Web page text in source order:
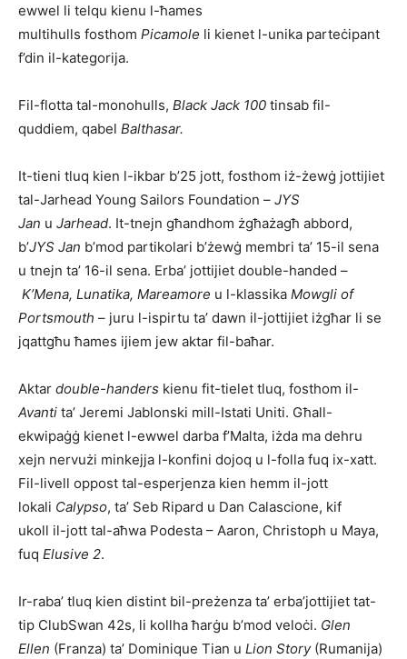
ewwel li telqu kienu l-ħames
multihulls fosthom Picamole li kienet l-unika parteċipant
f’din il-kategorija.
Fil-flotta tal-monohulls, Black Jack 100 tinsab fil-
quddiem, qabel Balthasar.
It-tieni tluq kien l-ikbar b’25 jott, fosthom iż-żewġ jottijiet
tal-Jarhead Young Sailors Foundation – JYS
Jan u Jarhead. It-tnejn għandhom żgħażagħ abbord,
b’JYS Jan b’mod partikolari b’żewġ membri ta’ 15-il sena
u tnejn ta’ 16-il sena. Erba’ jottijiet double-handed –
K’Mena, Lunatika, Mareamore u l-klassika Mowgli of
Portsmouth – juru l-ispirtu ta’ dawn il-jottijiet iżgħar li se
jqattgħu ħames ijiem jew aktar fil-baħar.
Aktar double-handers kienu fit-tielet tluq, fosthom il-
Avanti ta’ Jeremi Jablonski mill-Istati Uniti. Għall-
ekwipaġġ kienet l-ewwel darba f’Malta, iżda ma dehru
xejn nervużi minkejja l-konfini dojoq u l-folla fuq ix-xatt.
Fil-livell oppost tal-esperjenza kien hemm il-jott
lokali Calypso, ta’ Seb Ripard u Dan Calascione, kif
ukoll il-jott tal-aħwa Podesta – Aaron, Christoph u Maya,
fuq Elusive 2.
Ir-raba’ tluq kien distint bil-preżenza ta’ erba’jottijiet tat-
tip ClubSwan 42s, li kollha ħarġu b’mod veloċi. Glen
Ellen (Franza) ta’ Dominique Tian u Lion Story(Rumanija)